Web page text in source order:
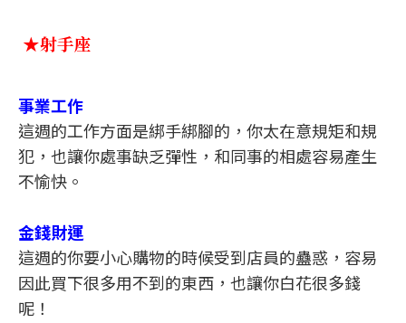
★射手座
事業工作
這週的工作方面是綁手綁腳的，你太在意規矩和規
犯，也讓你處事缺乏彈性，和同事的相處容易產生
不愉快。
金錢財運
這週的你要小心購物的時候受到店員的蠱惑，容易
因此買下很多用不到的東西，也讓你白花很多錢
呢！